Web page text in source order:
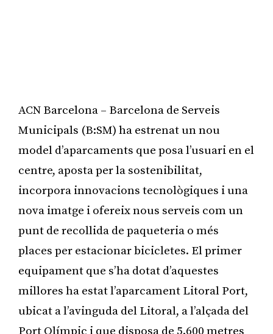
ACN Barcelona – Barcelona de Serveis
Municipals (B:SM) ha estrenat un nou
model d’aparcaments que posa l’usuari en el
centre, aposta per la sostenibilitat,
incorpora innovacions tecnològiques i una
nova imatge i ofereix nous serveis com un
punt de recollida de paqueteria o més
places per estacionar bicicletes. El primer
equipament que s’ha dotat d’aquestes
millores ha estat l’aparcament Litoral Port,
ubicat a l’avinguda del Litoral, a l’alçada del
Port Olímpic i que disposa de 5.600 metres